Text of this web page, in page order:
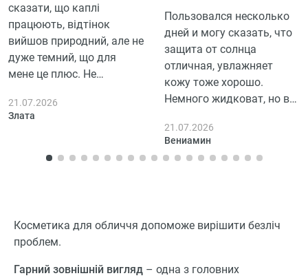
сказати, що каплі
працюють, відтінок
вийшов природний, але не
дуже темний, що для
мене це плюс. Не
можна регулювати
інтенсивність кольору.
але треба обережно, щоб
21.07.2026
Злата
Пользовался несколько
дней и могу сказать, что
защита от солнца
отличная, увлажняет
кожу тоже хорошо.
Немного жидковат, но в
наносить на кожу,
впитывается быстро и не
оставляет ощущение
21.07.2026
Вениамин
Косметика для обличчя допоможе вирішити безліч
проблем.
Гарний зовнішній вигляд – одна з головних